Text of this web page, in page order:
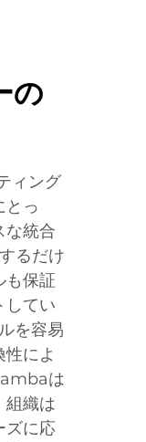
の
ィング
とっ
な統合
るだけ
も保証
してい
を容易
によ
は
組織は
ズに応